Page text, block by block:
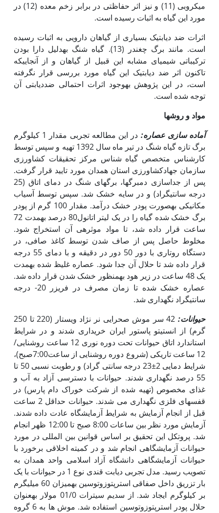
میکروبی (11) و نیز اثر حفاظتی در برابر زخم معده (12) در
مورد این گیاه به اثبات رسیده است.
اثرات ضد دیابتیک بسیاری از گیاهان دارویی به اثبات رسیده
است. مانند برگ چغندر (13). گیاه شنگ به‏دلیل دارا بودن
ترکیباتی شیمیای مشابه این قبیل از گیاهان و از آنجایی‏که
تاکنون اثر ضد دیابتیک این گیاه مورد بررسی قرار نگرفته
است، در این پژوهش به‏وجود اثرات احتمالی ضددیابتی آن
توجه شده است.
مواد و روش‏ها
آماده سازی عصاره:
در این مطالعه تجربی مقدار 1 کیلوگرم
برگ تازه گیاه شنگ در تیر ماه سال 1392 تهیه و سپس توسط
کارشناس متخصص گیاه شناس مرکز تحقیقات کشاورزی
سازمان جهادکشاورزی استان همدان مورد تایید قرار گرفت.
پس از جداسازی دمبرگ‏ها، برگ‏های شنگ در دمای اتاق (25
درجه سانتی‏گراد) و در سایه خشک شد. سپس توسط آسیاب
مکانیکی به‏صورت پودر خشک درآمد. مقدار 100 گرم از پودر
برگ خشک شده گیاه را در یک لیتر اتانول80 درصد به‏مدت 72
ساعت قرار داده شد، تا مواد موثره‏ی آن استخراج شود.
مخلوط حاصل پس از صاف شدن توسط کاغذ صافی، در
دستگاه روتاری با دور 50 دور در دقیقه و با دمای 55 درجه
قرار داده شد تا حلال آن جدا شود. عصاره غلیظ شده به‏مدت
یک 48 ساعت در زیر هود به‏منظور خشک شدن قرار داده شد.
عصاره خشک شده تا زمان مصرف در فریزر 20- درجه
سانتی‏گراد نگه‏داری شد.
حیوانات:
42 سر موش صحرایی نر نژاد ویستار (220 تا 250
گرم) از انستیتو پاستور ایران خریداری شدند و در شرایط
استاندارد اتاق حیوانات تحت دوره نوری 12 ساعت روشنایی/
12 ساعت تاریکی (شروع دوره روشنایی از ساعت7:00صبح)،
شرایط دمایی 2±23 درجه سانتی گراد) و رطوبت نسبی 50 تا
55 درصد نگه‏داری شدند. حیوانات با دسترسی آزاد به آب و
غذای مخصوص (تهیه شده از شرکت خوراک دام پارس) در
قفس‏های فلزی نگه‏داری می شدند. حیوانات حداقل 2 ساعت
قبل از انجام آزمایش به شرایط آزمایشگاه عادت داده شدند.
آزمایش مورد نظر بین ساعات 8:00 صبح تا 12:00 ظهر انجام
شد. پروتکل این تحقیق بر اساس قوانین بین المللی در مورد
حیوانات آزمایشگاهی انجام شد و در کمیته اخلاقی برخورد با
حیوانات آزمایشگاهی دانشگاه آزاد اسلامی واحد همدان به
تصویب رسید. مدل تجربی دیابت قندی نوع 1 در حیوانات با یک
بار تزریق داخل صفاقی استرپتوزوتوسین به‏میزان 60 میلی‏گرم
بر کیلوگرم ایجاد شد. از سدیم سیترات 01/0 مولار به‏عنوان
حلال پودر استرپتوزوتوسین استفاده شد. موش ها به 6 گروه